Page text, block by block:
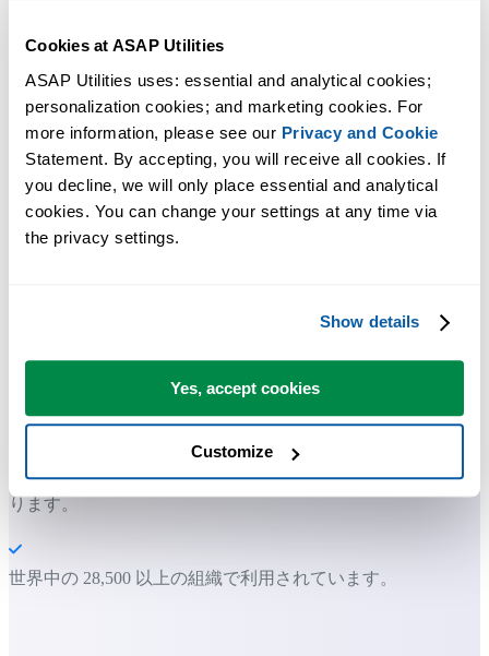
Cookies at ASAP Utilities
ASAP Utilities uses: essential and analytical cookies;
personalization cookies; and marketing cookies. For
more information, please see our Privacy and Cookie
Statement. By accepting, you will receive all cookies. If
you decline, we will only place essential and analytical
cookies. You can change your settings at any time via
the privacy settings.
Show details
Yes, accept cookies
Customize
多くの Excel ユーザーが Excel に標準搭載してほしい実用的な
ツール。
Excel の作業をもっと速く、もっと簡単
に。
多くのユーザーは、まずいくつかのツールから使い始めます
多くのユーザーが、やがて ASAP Utilities を毎日使うようにな
ります。
世界中の 28,500 以上の組織で利用されています。